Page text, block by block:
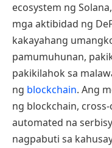
ecosystem ng
mga aktibidad ng
kakayahang
pamumuhunan,
pakikilahok sa
ng blockchain. Ang
ng blockchain,
automated na
nagpabuti sa